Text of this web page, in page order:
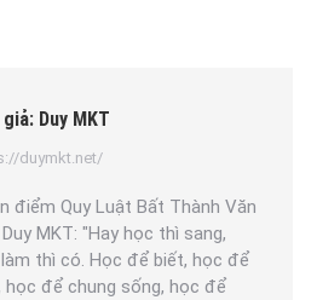
giả: Duy MKT
duymkt.net/
điểm Quy Luật Bất Thành Văn
MKT: "Hay học thì sang,
làm thì có. Học để biết, học để
học để chung sống, học để